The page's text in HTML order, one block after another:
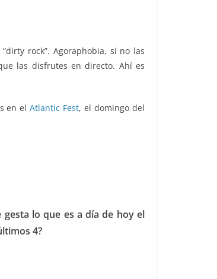
rock”. Agoraphobia, si no las
las disfrutes en directo. Ahí es
en elAtlantic Fest, el domingo del
lo que es a día de hoy el
4?